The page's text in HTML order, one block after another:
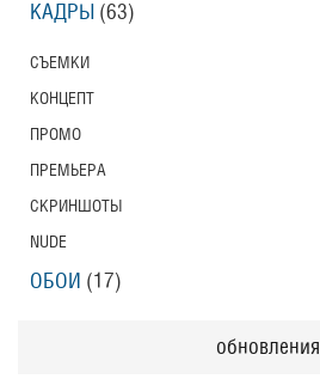
КАДРЫ (63)
СЪЕМКИ
КОНЦЕПТ
ПРОМО
ПРЕМЬЕРА
СКРИНШОТЫ
NUDE
ОБОИ (17)
обновления